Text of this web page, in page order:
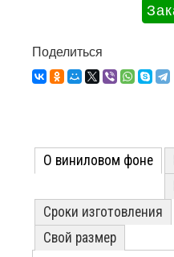
Поделиться
О виниловом фоне
Сроки изготовления
Свой размер